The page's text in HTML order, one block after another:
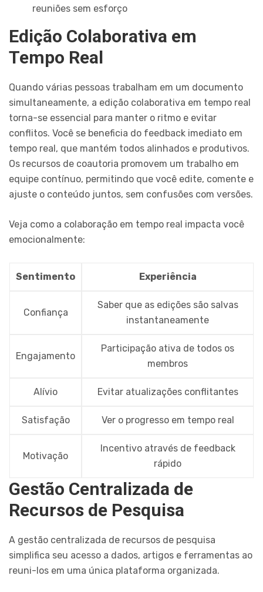
reuniões sem esforço
Edição Colaborativa em
Tempo Real
Quando várias pessoas trabalham em um documento
simultaneamente, a edição colaborativa em tempo real
torna-se essencial para manter o ritmo e evitar
conflitos. Você se beneficia do feedback imediato em
tempo real, que mantém todos alinhados e produtivos.
Os recursos de coautoria promovem um trabalho em
equipe contínuo, permitindo que você edite, comente e
ajuste o conteúdo juntos, sem confusões com versões.
Veja como a colaboração em tempo real impacta você
emocionalmente:
Sentimento Experiência
Confiança
Saber que as edições são salvas
instantaneamente
Engajamento
Participação ativa de todos os
membros
Alívio Evitar atualizações conflitantes
Satisfação Ver o progresso em tempo real
Motivação
Incentivo através de feedback
rápido
Gestão Centralizada de
Recursos de Pesquisa
A gestão centralizada de recursos de pesquisa
simplifica seu acesso a dados, artigos e ferramentas ao
reuni-los em uma única plataforma organizada.